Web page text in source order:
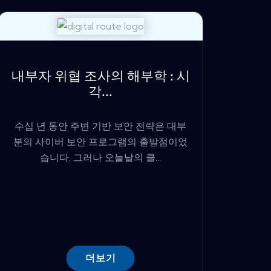
내부자 위협 조사의 해부학 : 시
각...
수십 년 동안 주변 기반 보안 전략은 대부
분의 사이버 보안 프로그램의 출발점이었
습니다. 그러나 오늘날의 클...
더보기